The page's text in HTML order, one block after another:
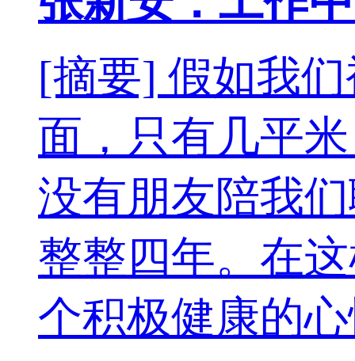
[摘要] 假如我
面，只有几平
没有朋友陪我
整整四年。在
个积极健康的